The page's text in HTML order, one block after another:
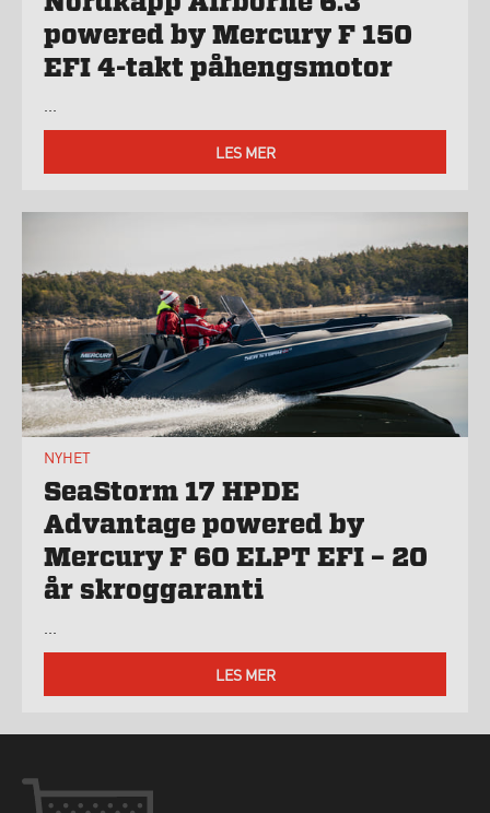
powered by Mercury F 150
EFI 4-takt påhengsmotor
LES MER
NYHET
SeaStorm 17 HPDE
Advantage powered by
Mercury F 60 ELPT EFI – 20
år skroggaranti
LES MER